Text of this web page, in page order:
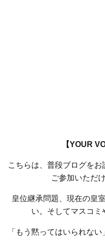
【YOUR
こちらは、普段ブログをお
ご参加いただ
皇位継承問題、現在の皇
い。そしてマスコミ
「もう黙ってはいられな